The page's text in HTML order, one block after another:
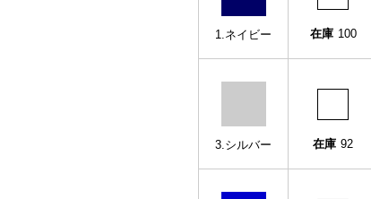
1.ネイビー 在庫 100
3.シルバー 在庫 92